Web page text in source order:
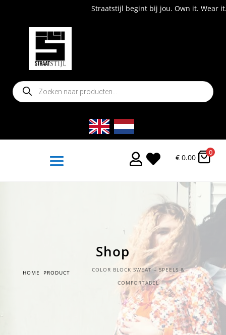
Straatstijl begint bij jou. Own it. Wear it. Shop now!
Producten
zoeken
  € 0.00
0
Shop
HOME PRODUCT
COLOR BLOCK SWEAT – SPEELS &
COMFORTABEL